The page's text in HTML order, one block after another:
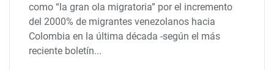
como “la gran ola migratoria” por el incremento
del 2000% de migrantes venezolanos hacia
Colombia en la última década -según el más
reciente boletín...